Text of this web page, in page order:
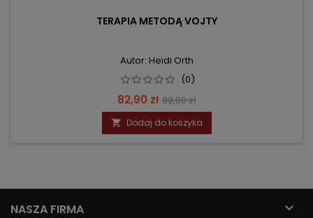
TERAPIA METODĄ VOJTY
Autor: Heidi Orth
(0)
Cena
82,90 zł Cena
podstawowa
99,00 zł
 Dodaj do koszyka
NASZA FIRMA 